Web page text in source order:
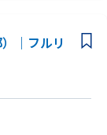
り、最大手企業の多
に収集できている
構築できれば、業
きます！
ながら、主体的に
｜フルリ